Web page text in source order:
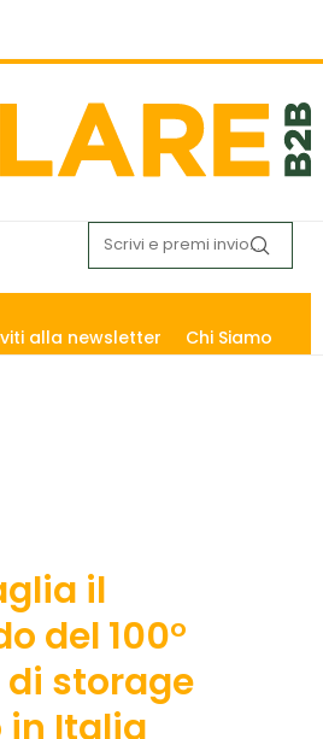
alla newsletter Chi Siamo
il
del 100°
storage
Italia